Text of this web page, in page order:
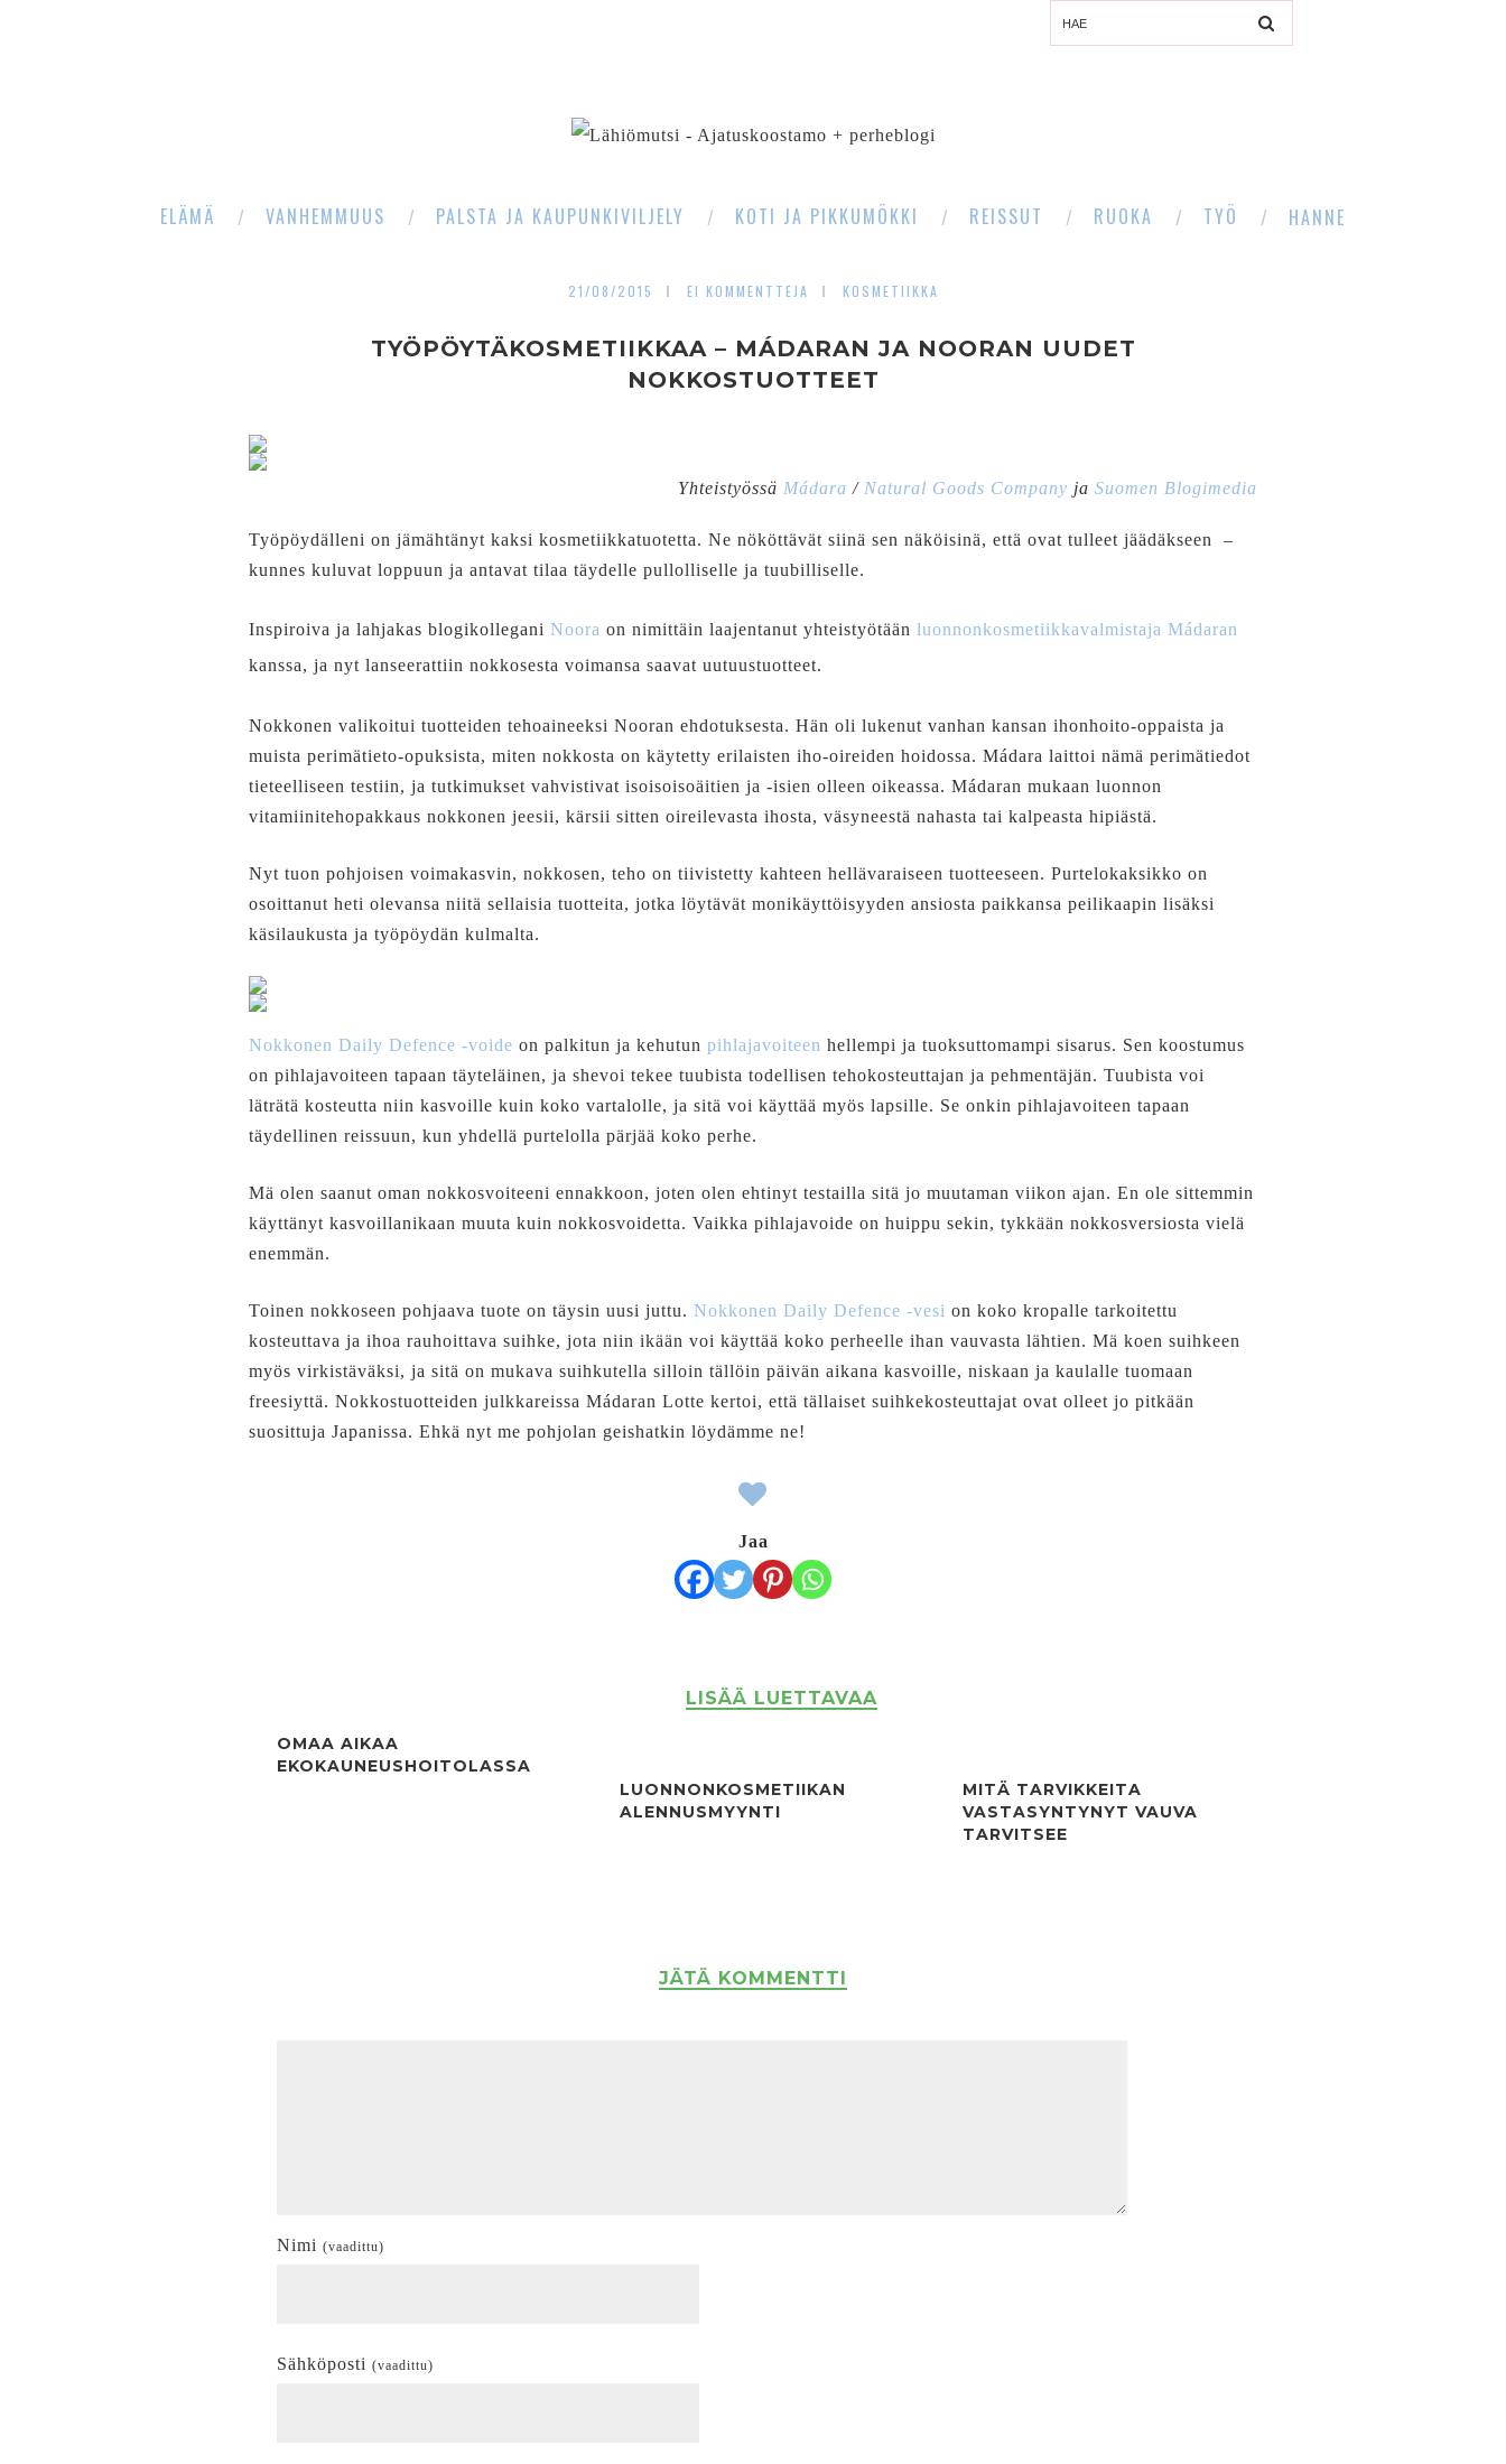
ELÄMÄ VANHEMMUUS PALSTA JA KAUPUNKIVILJELY KOTI JA PIKKUMÖKKI REISSUT RUOKA TYÖ HANNE
21/08/2015 EI KOMMENTTEJA KOSMETIIKKA
TYÖPÖYTÄKOSMETIIKKAA – MÁDARAN JA NOORAN UUDET
NOKKOSTUOTTEET
Yhteistyössä Mádara / Natural Goods Company ja Suomen Blogimedia
Työpöydälleni on jämähtänyt kaksi kosmetiikkatuotetta. Ne nököttävät siinä sen näköisinä, että ovat tulleet jäädäkseen ­ –
kunnes kuluvat loppuun ja antavat tilaa täydelle pullolliselle ja tuubilliselle.
Inspiroiva ja lahjakas blogikollegani Noora on nimittäin laajentanut yhteistyötään luonnonkosmetiikkavalmistaja Mádaran
kanssa, ja nyt lanseerattiin nokkosesta voimansa saavat uutuustuotteet.
Nokkonen valikoitui tuotteiden tehoaineeksi Nooran ehdotuksesta. Hän oli lukenut vanhan kansan ihonhoito-oppaista ja
muista perimätieto-opuksista, miten nokkosta on käytetty erilaisten iho-oireiden hoidossa. Mádara laittoi nämä perimätiedot
tieteelliseen testiin, ja tutkimukset vahvistivat isoisoisoäitien ja -isien olleen oikeassa. Mádaran mukaan luonnon
vitamiinitehopakkaus nokkonen jeesii, kärsii sitten oireilevasta ihosta, väsyneestä nahasta tai kalpeasta hipiästä.
Nyt tuon pohjoisen voimakasvin, nokkosen, teho on tiivistetty kahteen hellävaraiseen tuotteeseen. Purtelokaksikko on
osoittanut heti olevansa niitä sellaisia tuotteita, jotka löytävät monikäyttöisyyden ansiosta paikkansa peilikaapin lisäksi
käsilaukusta ja työpöydän kulmalta.
Nokkonen Daily Defence -voide on palkitun ja kehutun pihlajavoiteen hellempi ja tuoksuttomampi sisarus. Sen koostumus
on pihlajavoiteen tapaan täyteläinen, ja shevoi tekee tuubista todellisen tehokosteuttajan ja pehmentäjän. Tuubista voi
läträtä kosteutta niin kasvoille kuin koko vartalolle, ja sitä voi käyttää myös lapsille. Se onkin pihlajavoiteen tapaan
täydellinen reissuun, kun yhdellä purtelolla pärjää koko perhe.
Mä olen saanut oman nokkosvoiteeni ennakkoon, joten olen ehtinyt testailla sitä jo muutaman viikon ajan. En ole sittemmin
käyttänyt kasvoillanikaan muuta kuin nokkosvoidetta. Vaikka pihlajavoide on huippu sekin, tykkään nokkosversiosta vielä
enemmän.
Toinen nokkoseen pohjaava tuote on täysin uusi juttu. Nokkonen Daily Defence -vesi on koko kropalle tarkoitettu
kosteuttava ja ihoa rauhoittava suihke, jota niin ikään voi käyttää koko perheelle ihan vauvasta lähtien. Mä koen suihkeen
myös virkistäväksi, ja sitä on mukava suihkutella silloin tällöin päivän aikana kasvoille, niskaan ja kaulalle tuomaan
freesiyttä. Nokkostuotteiden julkkareissa Mádaran Lotte kertoi, että tällaiset suihkekosteuttajat ovat olleet jo pitkään
suosittuja Japanissa. Ehkä nyt me pohjolan geishatkin löydämme ne!
Jaa
LISÄÄ LUETTAVAA
OMAA AIKAA
EKOKAUNEUSHOITOLASSA
LUONNONKOSMETIIKAN
ALENNUSMYYNTI
MITÄ TARVIKKEITA
VASTASYNTYNYT VAUVA
TARVITSEE
JÄTÄ KOMMENTTI
Nimi (vaadittu)
Sähköposti (vaadittu)